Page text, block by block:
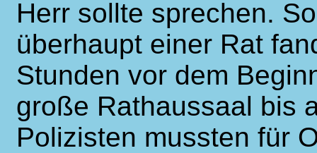
Herr sollte sprechen.
überhaupt einer Rat
Stunden vor dem
große Rathaussaal bis
Polizisten mussten für